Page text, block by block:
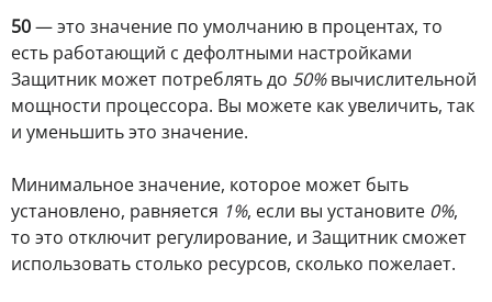
50— это значение по умолчанию в процентах, то
есть работающий с дефолтными настройками
Защитник может потреблять до 50%вычислительной
мощности процессора. Вы можете как увеличить, так
и уменьшить это значение.
Минимальное значение, которое может быть
установлено, равняется 1%, если вы установите 0%,
то это отключит регулирование, и Защитник сможет
использовать столько ресурсов, сколько пожелает.